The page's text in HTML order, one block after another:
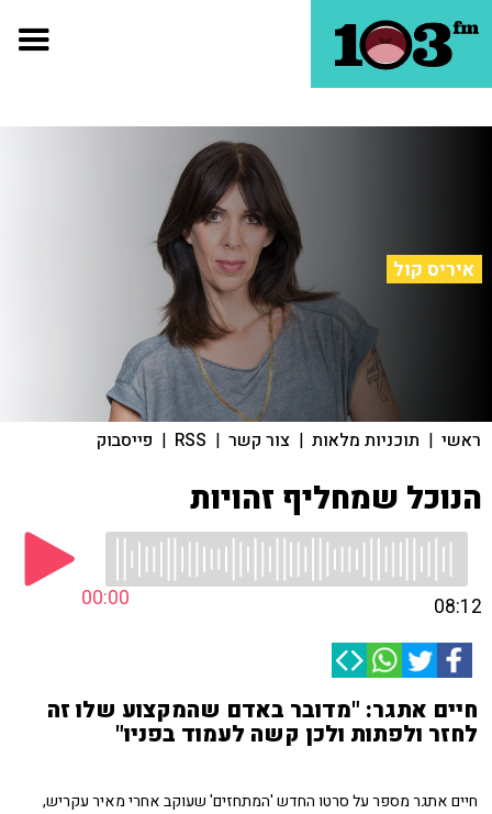
איריס קול
ראשי | תוכניות מלאות | צור קשר |
RSS
| פייסבוק
הנוכל שמחליף זהויות
00:00 08:12
חיים אתגר: "מדובר באדם שהמקצוע שלו זה
לחזר ולפתות ולכן קשה לעמוד בפניו"
חיים אתגר מספר על סרטו החדש 'המתחזים' שעוקב אחרי מאיר עקריש,